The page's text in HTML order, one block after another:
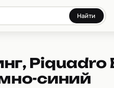
Найти
Piquadro
синий